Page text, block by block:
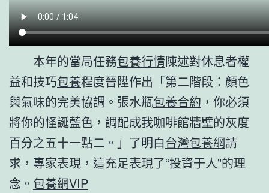
本年的當局任務包養行情陳述對休息者權
益和技巧包養程度晉陞作出「第二階段：顏色
與氣味的完美協調。張水瓶包養合約 ，你必須
將你的怪誕藍色，調配成我咖啡館牆壁的灰度
百分之五十一點二。」了明白台灣包養網請
求，專家表現，這充足表現了“投資于人”的理
念。 包養網VIP